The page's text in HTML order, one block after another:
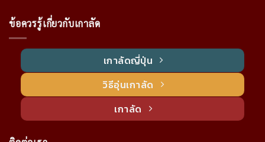
ข้อควรรู้เกี่ยวกับเกาลัด
เกาลัดญี่ปุ่น
วิธีอุ่นเกาลัด
เกาลัด